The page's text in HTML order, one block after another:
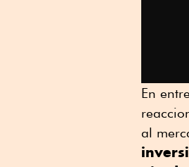
En
al